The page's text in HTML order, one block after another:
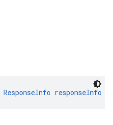
ResponseInfo responseInfo